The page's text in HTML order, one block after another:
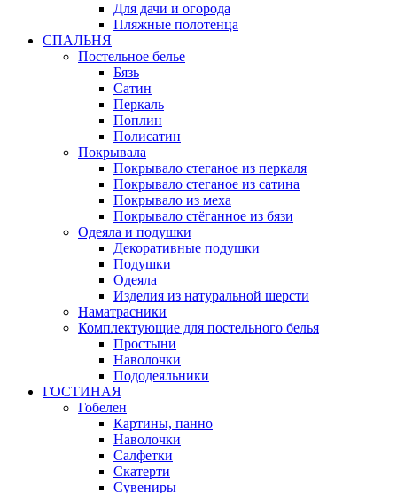
Для дачи и огорода
Пляжные полотенца
СПАЛЬНЯ
Постельное белье
Бязь
Сатин
Перкаль
Поплин
Полисатин
Покрывала
Покрывало стеганое из перкаля
Покрывало стеганое из сатина
Покрывало из меха
Покрывало стёганное из бязи
Одеяла и подушки
Декоративные подушки
Подушки
Одеяла
Изделия из натуральной шерсти
Наматраcники
Комплектующие для постельного белья
Простыни
Наволочки
Пододеяльники
ГОСТИНАЯ
Гобелен
Картины, панно
Наволочки
Салфетки
Скатерти
Сувениры